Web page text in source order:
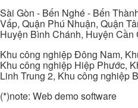
Sài Gòn - Bến Nghé - Bến
Vấp, Quận Phú Nhuận, Quận
Huyện Bình Chánh, Huyện
Khu công nghiệp Đông Nam,
Khu công nghiệp Hiệp Phước,
Linh Trung 2, Khu công nghiệp
(*)note: Web demo software